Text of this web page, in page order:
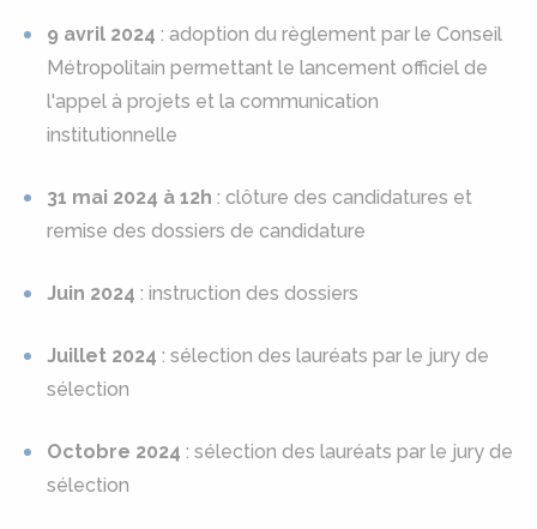
9 avril 2024 : adoption du règlement par le Conseil
Métropolitain permettant le lancement officiel de
l'appel à projets et la communication
institutionnelle
31 mai 2024 à 12h : clôture des candidatures et
remise des dossiers de candidature
Juin 2024 : instruction des dossiers
Juillet 2024 : sélection des lauréats par le jury de
sélection
Octobre 2024 : sélection des lauréats par le jury de
sélection